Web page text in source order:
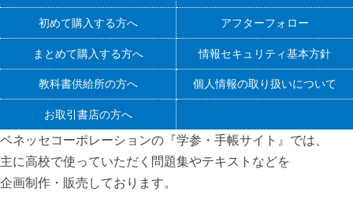
初めて購入する方へ アフターフォロー
まとめて購入する方へ 情報セキュリティ基本方針
教科書供給所の方へ 個人情報の取り扱いについて
お取引書店の方へ
ベネッセコーポレーションの『学参・手帳サイト』 では、
主に高校で使っていただく問題集やテキストなどを
企画制作・販売しております。